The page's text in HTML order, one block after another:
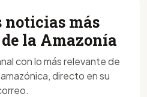
noticias más
la Amazonía
con lo más relevante de
directo en su